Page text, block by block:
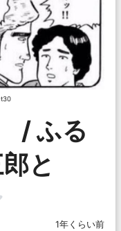
/ ふる
と
1年くらい前